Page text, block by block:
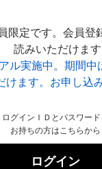
限定です。会員登
読みいただけます
ル実施中。期間中
けます。お申し込
ログインＩＤとパスワード
お持ちの方はこちらから
ログイン